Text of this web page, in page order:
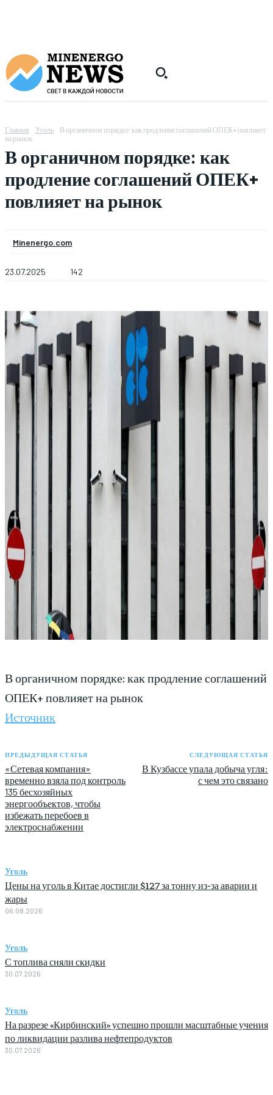
Главная Уголь
В органичном порядке: как продление соглашений ОПЕК+ повлияет
на рынок
В органичном порядке: как
продление соглашений ОПЕК+
повлияет на рынок
Minenergo.com
23.07.2025 142
В органичном порядке: как продление соглашений
ОПЕК+ повлияет на рынок
Источник
ПРЕДЫДУЩАЯ СТАТЬЯ
«Сетевая компания»
временно взяла под контроль
135 бесхозяйных
энергообъектов, чтобы
избежать перебоев в
электроснабжении
СЛЕДУЮЩАЯ СТАТЬЯ
В Кузбассе упала добыча угля:
с чем это связано
Уголь
Цены на уголь в Китае достигли $127 за тонну из-за аварии и
жары
06.08.2026
Уголь
С топлива сняли скидки
30.07.2026
Уголь
На разрезе «Кирбинский» успешно прошли масштабные учения
по ликвидации разлива нефтепродуктов
30.07.2026